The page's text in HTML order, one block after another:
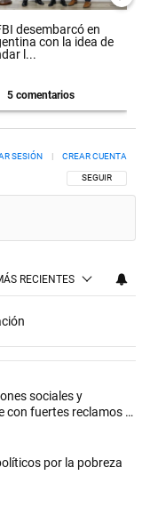
desembarcó en
con la idea de
l...
5 comentarios
SIGA ESTA
SEGUIR
SESIÓN | CREAR CUENTA
RECIENTES
en los
2026:
sociales y
con fuertes reclamos al
Cuerva cuestionó a los
por la pobreza